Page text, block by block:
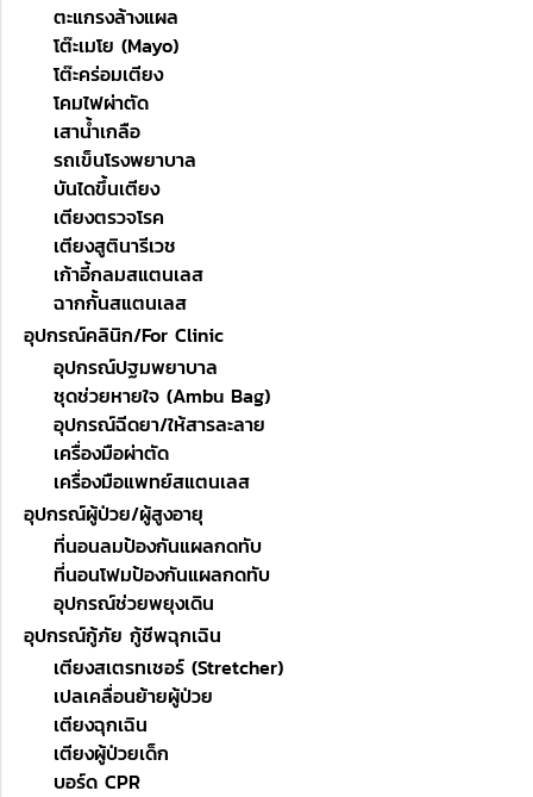
ตะแกรงล้างแผล
โต๊ะเมโย (Mayo)
โต๊ะคร่อมเตียง
โคมไฟผ่าตัด
เสาน้ำเกลือ
รถเข็นโรงพยาบาล
บันไดขึ้นเตียง
เตียงตรวจโรค
เตียงสูตินารีเวช
เก้าอี้กลมสแตนเลส
ฉากกั้นสแตนเลส
อุปกรณ์คลินิก/For Clinic
อุปกรณ์ปฐมพยาบาล
ชุดช่วยหายใจ (Ambu Bag)
อุปกรณ์ฉีดยา/ให้สารละลาย
เครื่องมือผ่าตัด
เครื่องมือแพทย์สแตนเลส
อุปกรณ์ผู้ป่วย/ผู้สูงอายุ
ที่นอนลมป้องกันแผลกดทับ
ที่นอนโฟมป้องกันแผลกดทับ
อุปกรณ์ช่วยพยุงเดิน
อุปกรณ์กู้ภัย กู้ชีพฉุกเฉิน
เตียงสเตรทเชอร์ (Stretcher)
เปลเคลื่อนย้ายผู้ป่วย
เตียงฉุกเฉิน
เตียงผู้ป่วยเด็ก
บอร์ด CPR